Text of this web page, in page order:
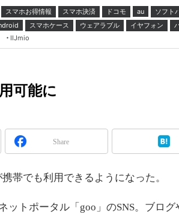
スマホお得情報 スマホ決済 ドコモ au ソフト
スマホケース ウェアラブル イヤフォン
IIJmio
可能に
Share
帯でも利用できるようになった。
トポータル「goo」のSNS。ブログ